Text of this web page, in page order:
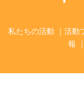
私たちの活動 ｜ 活動
報 ｜